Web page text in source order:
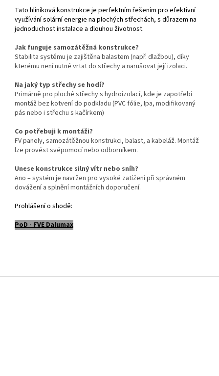
Tato hliníková konstrukce je perfektním řešením pro efektivní
využívání solární energie na plochých střechách, s důrazem na
jednoduchost instalace a dlouhou životnost.
Jak funguje samozátěžná konstrukce?
Stabilita systému je zajištěna balastem (např. dlažbou), díky
kterému není nutné vrtat do střechy a narušovat její izolaci.
Na jaký typ střechy se hodí?
Primárně pro ploché střechy s hydroizolací, kde je zapotřebí
montáž bez kotvení do podkladu (PVC fólie, Ipa, modifikovaný
pás nebo i střechu s kačírkem)
Co potřebuji k montáži?
FV panely, samozátěžnou konstrukci, balast, a kabeláž. Montáž
lze provést svépomocí nebo odborníkem.
Unese konstrukce silný vítr nebo sníh?
Ano – systém je navržen pro vysoké zatížení při správném
dovážení a splnění montážních doporučení.
Prohlášení o shodě:
PoD - FVE Dalumax